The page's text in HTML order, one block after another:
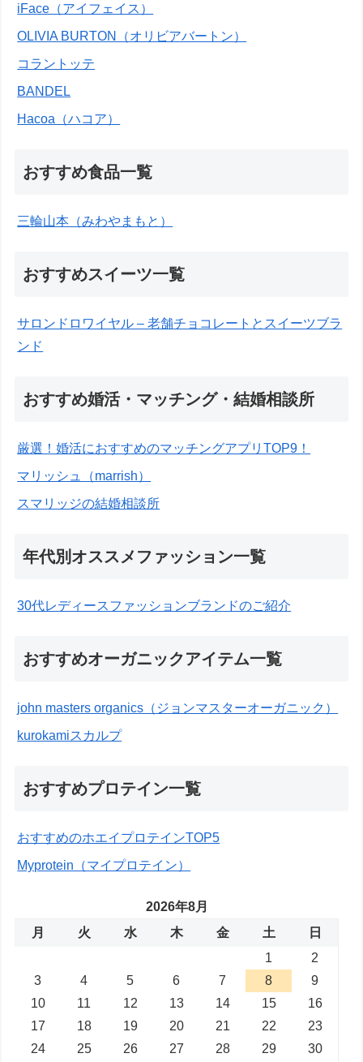
iFace（アイフェイス）
OLIVIA BURTON（オリビアバートン）
コラントッテ
BANDEL
Hacoa（ハコア）
おすすめ食品一覧
三輪山本（みわやまもと）
おすすめスイーツ一覧
サロンドロワイヤル – 老舗チョコレートとスイーツブラ
ンド
おすすめ婚活・マッチング・結婚相談所
厳選！婚活におすすめのマッチングアプリTOP9！
マリッシュ（marrish）
スマリッジの結婚相談所
年代別オススメファッション一覧
30代レディースファッションブランドのご紹介
おすすめオーガニックアイテム一覧
john masters organics（ジョンマスターオーガニック）
kurokamiスカルプ
おすすめプロテイン一覧
おすすめのホエイプロテインTOP5
Myprotein（マイプロテイン）
2026年8月
月
火 水 木 金 土
日
1
2
3
4 5 6 7 8
9
10
11 12 13 14 15
16
17
18 19 20 21 22
23
24
25 26 27 28 29 30